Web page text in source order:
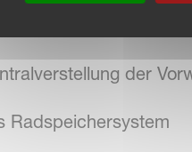
durch Grindeln
der
Radspeichersystem